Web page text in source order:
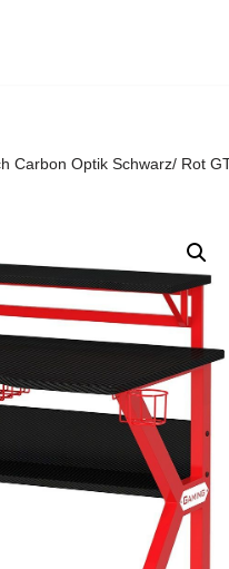
Carbon Optik Schwarz/ Rot